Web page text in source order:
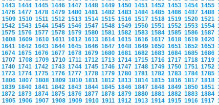
1443 1444 1445 1446 1447 1448 1449 1450 1451 1452 1453 1454 1455
1476 1477 1478 1479 1480 1481 1482 1483 1484 1485 1486 1487 1488
1509 1510 1511 1512 1513 1514 1515 1516 1517 1518 1519 1520 1521
1542 1543 1544 1545 1546 1547 1548 1549 1550 1551 1552 1553 1554
1575 1576 1577 1578 1579 1580 1581 1582 1583 1584 1585 1586 1587
1608 1609 1610 1611 1612 1613 1614 1615 1616 1617 1618 1619 1620
1641 1642 1643 1644 1645 1646 1647 1648 1649 1650 1651 1652 1653
1674 1675 1676 1677 1678 1679 1680 1681 1682 1683 1684 1685 1686
1707 1708 1709 1710 1711 1712 1713 1714 1715 1716 1717 1718 1719
1740 1741 1742 1743 1744 1745 1746 1747 1748 1749 1750 1751 1752
1773 1774 1775 1776 1777 1778 1779 1780 1781 1782 1783 1784 1785
1806 1807 1808 1809 1810 1811 1812 1813 1814 1815 1816 1817 1818
1839 1840 1841 1842 1843 1844 1845 1846 1847 1848 1849 1850 1851
1872 1873 1874 1875 1876 1877 1878 1879 1880 1881 1882 1883 1884
1905 1906 1907 1908 1909 1910 1911 1912 1913 1914 1915 1916 1917